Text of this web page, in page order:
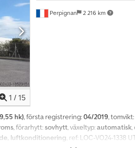
1 / 15
Perpignan 2 216 km
hk), första registrering:04/2019, tomvikt:
, förarhytt:sovhytt, växeltyp:automatisk,
luftkonditionering, ref: LOC-VO24-1338